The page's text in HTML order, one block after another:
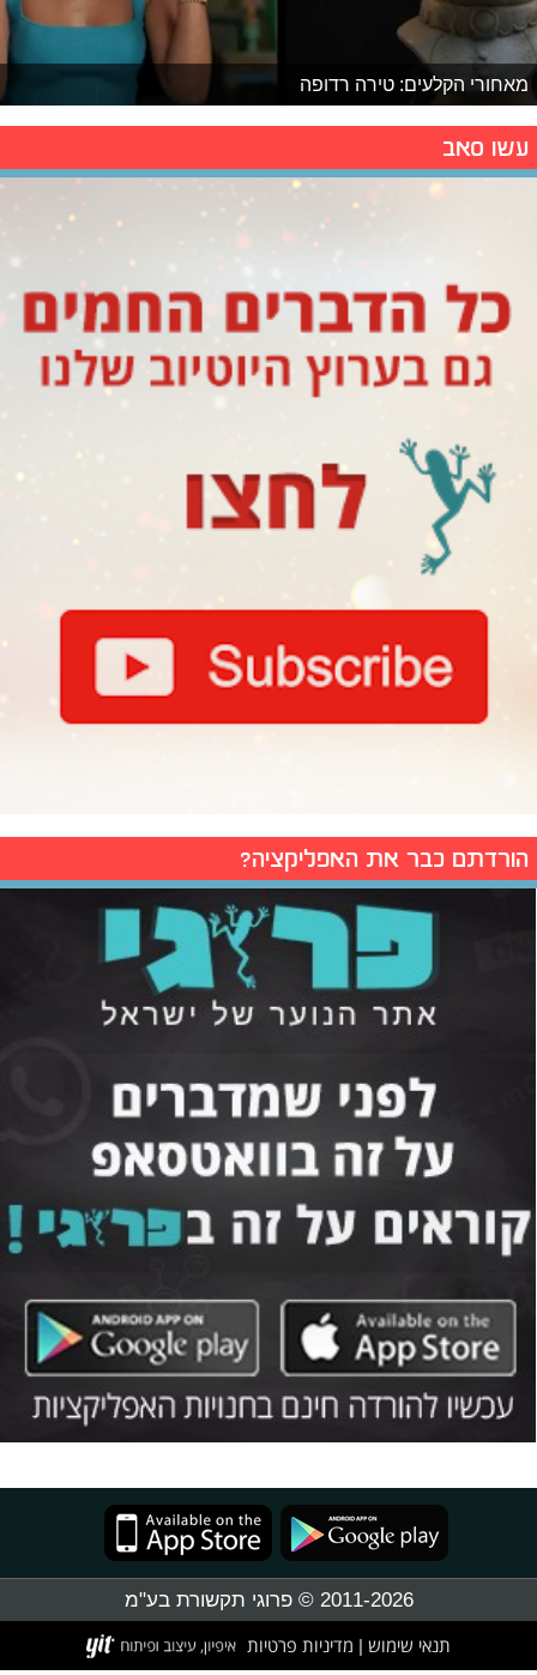
מאחורי הקלעים: טירה רדופה
עשו סאב
הורדתם כבר את האפליקציה?
2011-2026 © פרוגי תקשורת בע"מ
תנאי שימוש מדיניות פרטיות